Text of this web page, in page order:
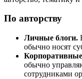
По авторству
Личные блоги.
обычно носят
обычно
сотрудниками